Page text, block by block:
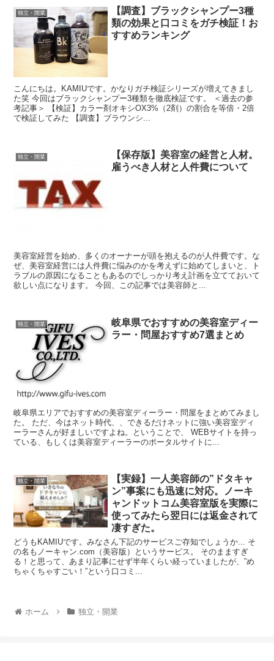
独立・開業
【調査】ブラックシャンプー3種
類の効果と口コミをガチ検証！お
すすめランキング
こんにちは。KAMIUです。かなりガチ検証シリーズが増えてきまし
た笑 今回はブラックシャンプー3種類を徹底検証です。 ＜過去の参
考記事＞ 【検証】カラー剤オキシOX3%（2剤）の割合を等倍・2倍
で検証してみた 【調査】ブラウンシ...
独立・開業
【保存版】美容室の経営と人材。
雇うべき人材と人件費について
美容室経営を始め、多くのオーナーが頭を抱えるのが人件費です。な
ぜ、美容室経営には人件費に悩みのかを考えずに始めてしまいと、ト
ラブルの原因になることもあるのでしっかり考え計画を立てておいて
欲しい点になります。 今回、この記事では美容師と...
独立・開業
岐阜県でおすすめの美容室ディー
ラー・問屋おすすめ7選まとめ
岐阜県エリアでおすすめの美容室ディーラー・問屋をまとめてみまし
た。 ただ、今はネット時代、、できるだけネットに強い美容室ディ
ーラーさんが好ましいですよね。ということで、 WEBサイトを持っ
ている、もしくは美容室ディーラーのポータルサイトに...
独立・開業
【実録】一人美容師の”ドタキャ
ン”事案にも迅速に対応。ノーキ
ャンドットコム美容室版を実際に
使ってみたら翌日には返金されて
凄すぎた。
どうもKAMIUです。みなさん下記のサービスご存知でしょうか... そ
の名もノーキャン.com（美容版）というサービス。 そのまますぎ
る！と思って、あまり記事にせず半年くらい経っていましたが、”め
ちゃくちゃすごい！”という口コミ...
ホーム 独立・開業